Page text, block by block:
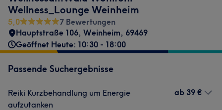
Wellness_Lounge Weinheim
5,0
7 Bewertungen
Hauptstraße 106, Weinheim, 69469
Geöffnet Heute: 10:30 - 18:00
Passende Suchergebnisse
Reiki Kurzbehandlung um Energie
aufzutanken
ab 39 €